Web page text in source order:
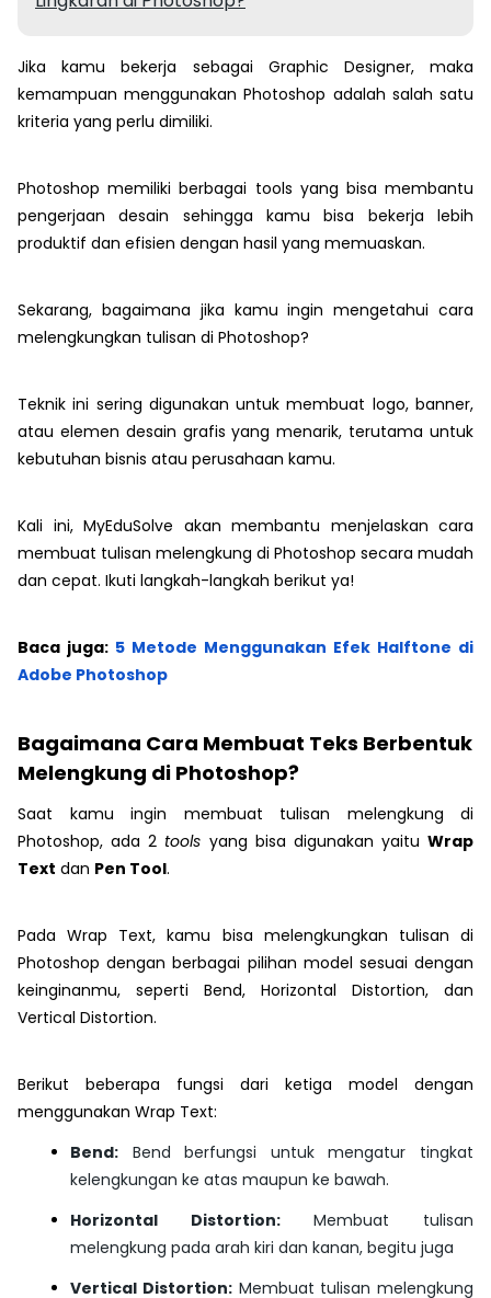
Jika kamu bekerja sebagai Graphic Designer, maka
kemampuan menggunakan Photoshop adalah salah satu
kriteria yang perlu dimiliki.
Photoshop memiliki berbagai tools yang bisa membantu
pengerjaan desain sehingga kamu bisa bekerja lebih
produktif dan efisien dengan hasil yang memuaskan.
Sekarang, bagaimana jika kamu ingin mengetahui cara
melengkungkan tulisan di Photoshop?
Teknik ini sering digunakan untuk membuat logo, banner,
atau elemen desain grafis yang menarik, terutama untuk
kebutuhan bisnis atau perusahaan kamu.
Kali ini, MyEduSolve akan membantu menjelaskan cara
membuat tulisan melengkung di Photoshop secara mudah
dan cepat. Ikuti langkah-langkah berikut ya!
Baca juga: 5 Metode Menggunakan Efek Halftone di
Adobe Photoshop
Bagaimana Cara Membuat Teks Berbentuk
Melengkung di Photoshop?
Saat kamu ingin membuat tulisan melengkung di
Photoshop, ada 2 tools yang bisa digunakan yaitu Wrap
Text dan Pen Tool.
Pada Wrap Text, kamu bisa melengkungkan tulisan di
Photoshop dengan berbagai pilihan model sesuai dengan
keinginanmu, seperti Bend, Horizontal Distortion, dan
Vertical Distortion.
Berikut beberapa fungsi dari ketiga model dengan
menggunakan Wrap Text:
Bend: Bend berfungsi untuk mengatur tingkat
kelengkungan ke atas maupun ke bawah.
Horizontal Distortion:Membuat tulisan
melengkung pada arah kiri dan kanan, begitu juga
Vertical Distortion:Membuat tulisan melengkung